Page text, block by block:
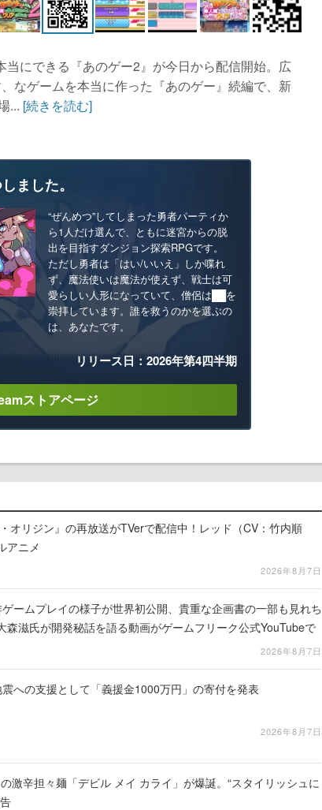
にできる『あのゲー2』が今日から配信開始。広
なゲームを本当に作った『あのゲー』続編で、新
... [続きを読む]
ました。
“ぜんめつ”してしまった勇者パーティか
ら1人だけ選んで、ともに迷宮からの脱
出を目指すダンジョン探索RPGです。
ただし勇者は「はい/いいえ」しか喋れ
ず、魔法使いは魔法が使えず、戦士は可
愛らしい人形になっていて、僧侶は██を
崇拝しています。誰を救うのかを選ぶの
は、あなたです。
リリース日：2026年第4四半期
ストアページ
オリジン』の再放送がTVerで配信中！レッド（CV：竹内順
アニメ
2026年8月7日
ゲームプレイの様子が世界初公開、貴重な企画書の一部も見れち
森滋氏が開発秘話を語る動画がゲームフリーク公式YouTubeで
2026年8月7日
への支援として「義援金1000万円」の寄付を発表
2026年8月7日
激辛担々麺「デビル メイ カライ」が爆誕。“スタイリッシュに